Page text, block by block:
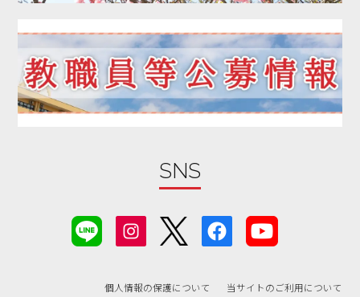
SNS
個人情報の保護について 当サイトのご利用について